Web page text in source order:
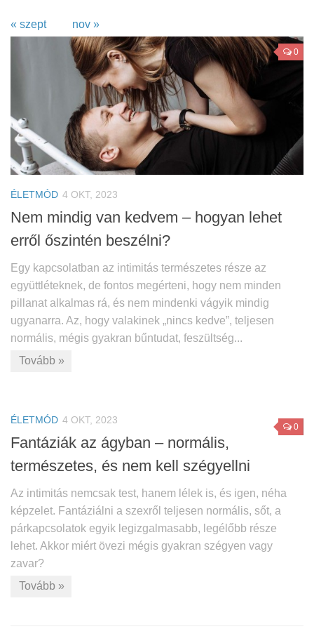
« szept nov »
0
ÉLETMÓD 4 OKT, 2023
Nem mindig van kedvem – hogyan lehet
erről őszintén beszélni?
Egy kapcsolatban az intimitás természetes része az
együttléteknek, de fontos megérteni, hogy nem minden
pillanat alkalmas rá, és nem mindenki vágyik mindig
ugyanarra. Az, hogy valakinek „nincs kedve”, teljesen
normális, mégis gyakran bűntudat, feszültség...
Tovább »
0
ÉLETMÓD 4 OKT, 2023
Fantáziák az ágyban – normális,
természetes, és nem kell szégyellni
Az intimitás nemcsak test, hanem lélek is, és igen, néha
képzelet. Fantáziálni a szexről teljesen normális, sőt, a
párkapcsolatok egyik legizgalmasabb, legélőbb része
lehet. Akkor miért övezi mégis gyakran szégyen vagy
zavar?
Tovább »